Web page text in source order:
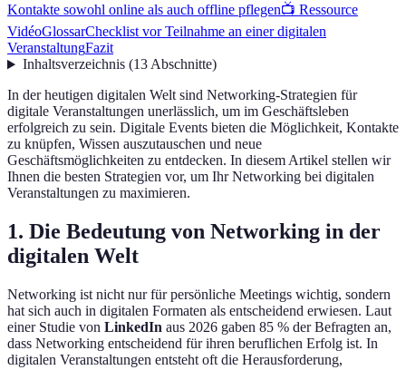
Kontakte sowohl online als auch offline pflegen📺 Ressource
VidéoGlossarChecklist vor Teilnahme an einer digitalen
VeranstaltungFazit
Inhaltsverzeichnis(13Abschnitte)
In der heutigen digitalen Welt sind Networking-Strategien für
digitale Veranstaltungen unerlässlich, um im Geschäftsleben
erfolgreich zu sein. Digitale Events bieten die Möglichkeit, Kontakte
zu knüpfen, Wissen auszutauschen und neue
Geschäftsmöglichkeiten zu entdecken. In diesem Artikel stellen wir
Ihnen die besten Strategien vor, um Ihr Networking bei digitalen
Veranstaltungen zu maximieren.
1. Die Bedeutung von Networking in der
digitalen Welt
Networking ist nicht nur für persönliche Meetings wichtig, sondern
hat sich auch in digitalen Formaten als entscheidend erwiesen. Laut
einer Studie von LinkedIn aus 2026 gaben 85 % der Befragten an,
dass Networking entscheidend für ihren beruflichen Erfolg ist. In
digitalen Veranstaltungen entsteht oft die Herausforderung,